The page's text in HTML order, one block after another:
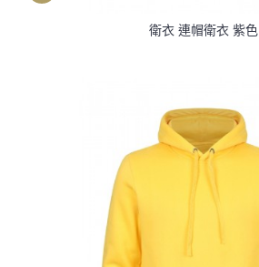
衛衣 連帽衛衣 紫色